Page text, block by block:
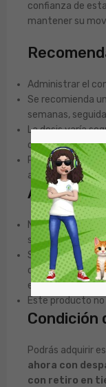
confianza de
mantener su
Administrar el
Se recomienda
semanas,
La dosis varía
comprimidos
Puede
a largo plazo.
No utilizar en
sus
Si su mascota
consulte a su
este producto.
Este producto
Condición
Podrás adquirir
ahora con
con retiro en